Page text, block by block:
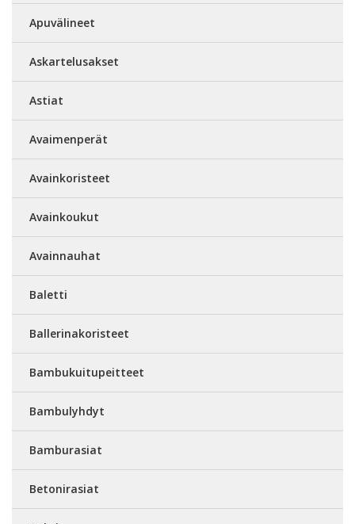
Apuvälineet
Askartelusakset
Astiat
Avaimenperät
Avainkoristeet
Avainkoukut
Avainnauhat
Baletti
Ballerinakoristeet
Bambukuitupeitteet
Bambulyhdyt
Bamburasiat
Betonirasiat